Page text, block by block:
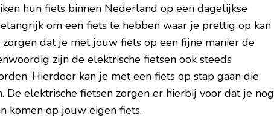
hun fiets binnen Nederland op een dagelijkse
om een fiets te hebben waar je prettig op kan
dat je met jouw fiets op een fijne manier de
zijn de elektrische fietsen ook steeds
Hierdoor kan je met een fiets op stap gaan die
De elektrische fietsen zorgen er hierbij voor dat je nog
komen op jouw eigen fiets.